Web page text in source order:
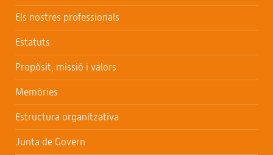
Els nostres professionals
Estatuts
Propòsit, missió i valors
Memòries
Estructura organitzativa
Junta de Govern